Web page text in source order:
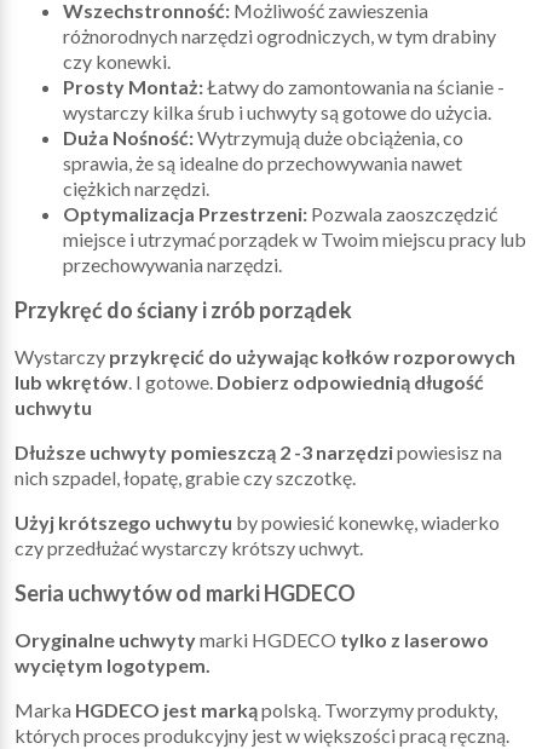
Wszechstronność: Możliwość zawieszenia
różnorodnych narzędzi ogrodniczych, w tym drabiny
czy konewki.
Prosty Montaż:Łatwy do zamontowania na ścianie -
wystarczy kilka śrub i uchwyty są gotowe do użycia.
Duża Nośność:Wytrzymują duże obciążenia, co
sprawia, że są idealne do przechowywania nawet
ciężkich narzędzi.
Optymalizacja Przestrzeni: Pozwala zaoszczędzić
miejsce i utrzymać porządek w Twoim miejscu pracy lub
przechowywania narzędzi.
Przykręć do ściany i zrób porządek
Wystarczy przykręcić do używając kołków rozporowych
lub wkrętów. I gotowe. Dobierz odpowiednią długość
uchwytu
Dłuższe uchwyty pomieszczą 2 -3 narzędzipowiesisz na
nich szpadel, łopatę, grabie czy szczotkę.
Użyj krótszego uchwytu by powiesić konewkę, wiaderko
czy przedłużać wystarczy krótszy uchwyt.
Seria uchwytów od marki HGDECO
Oryginalne uchwytymarki HGDECO tylko z laserowo
wyciętym logotypem.
Marka HGDECO jest markąpolską. Tworzymy produkty,
których proces produkcyjny jest w większości pracą ręczną.